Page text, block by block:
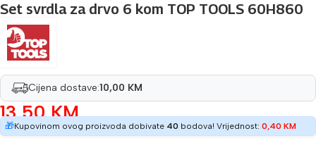
Set svrdla za drvo 6 kom TOP TOOLS 60H860
Cijena dostave:10,00 KM
13,50KM
🎁Kupovinom ovog proizvoda dobivate 40 bodova! Vrijednost: 0,40 KM